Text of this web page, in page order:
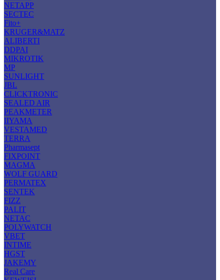
NETAPP
SECTEC
Fito+
KRUGER&MΑΤΖ
ALIBERTI
DDPAI
MIKROTIK
MP
SUNLIGHT
JBL
CLICKTRONIC
SEALED AIR
PEAKMETER
IIYAMA
VESTAMED
TERRA
Pharmasept
FIXPOINT
MAGMA
WOLF GUARD
PERMATEX
SENTEK
FIZZ
PALIT
NETAC
POLYWATCH
VBET
INTIME
HGST
JAKEMY
Real Care